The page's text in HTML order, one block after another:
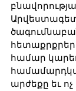
հետաքրքրեր
համար
արժեքը եւ ոչ